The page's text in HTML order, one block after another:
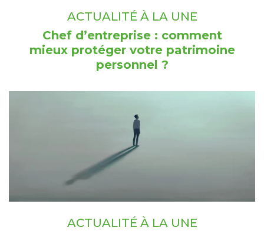
ACTUALITÉ À LA UNE
Chef d’entreprise : comment
mieux protéger votre patrimoine
personnel ?
ACTUALITÉ À LA UNE